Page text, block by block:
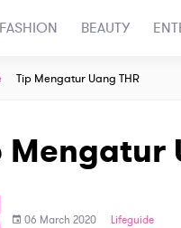
FASHION BEAUTY
Tip Mengatur Uang THR
Mengatur
06 March 2020 Lifeguide